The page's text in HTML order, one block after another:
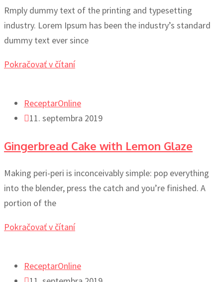
Rmply dummy text of the printing and typesetting
industry. Lorem Ipsum has been the industry’s standard
dummy text ever since
Pokračovať v čítaní
ReceptarOnline
11. septembra 2019
Gingerbread Cake with Lemon Glaze
Making peri-peri is inconceivably simple: pop everything
into the blender, press the catch and you’re finished. A
portion of the
Pokračovať v čítaní
ReceptarOnline